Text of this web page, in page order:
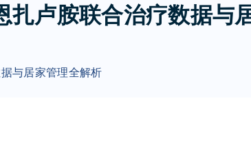
r
扎卢胺联合治疗数据与
与居家管理全解析